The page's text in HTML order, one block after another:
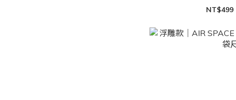
NT$499